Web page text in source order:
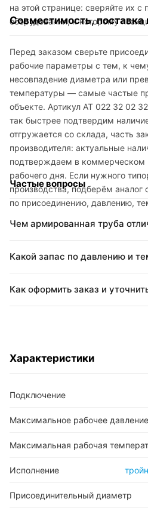
на этой странице: сверяйте их
оборудования, к которому
Совместимость, поставка
Перед заказом сверьте
рабочие параметры с тем, к
несовпадение диаметра или
температуры — самые частые
объекте. Артикул AT 022 32 02
так быстрее подтвердим
отгружается со склада, часть
производителя: актуальные
подтверждаем в коммерческом
рабочего дня. Если нужного
производства, подберём
по присоединению, давлению,
Частые вопросы
Чем армированная труба
Какой запас по давлению и
Как оформить заказ и
Характеристики
Подключение
Максимальное рабочее
Максимальная рабочая
Исполнение
Присоединительный диаметр